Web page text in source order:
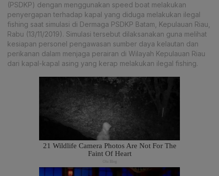
(PSDKP) dengan menggunakan speed boat melakukan
penyergapan terhadap kapal yang diduga melakukan ilegal
fishing saat simulasi di Dermaga PSDKP Batam, Kepulauan Riau,
Rabu (13/11/2019). Simulasi tersebut dilaksanakan guna melihat
kesiapan personel pengawasan sumber daya kelautan dan
perikanan dalam menjaga perairan di Wilayah Kepulauan Riau
dari kapal-kapal asing yang kerap melakukan ilegal fishing.